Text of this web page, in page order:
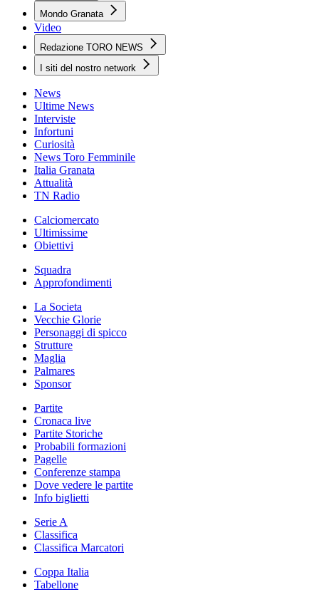
Mondo Granata
Video
Redazione TORO NEWS
I siti del nostro network
News
Ultime News
Interviste
Infortuni
Curiosità
News Toro Femminile
Italia Granata
Attualità
TN Radio
Calciomercato
Ultimissime
Obiettivi
Squadra
Approfondimenti
La Societa
Vecchie Glorie
Personaggi di spicco
Strutture
Maglia
Palmares
Sponsor
Partite
Cronaca live
Partite Storiche
Probabili formazioni
Pagelle
Conferenze stampa
Dove vedere le partite
Info biglietti
Serie A
Classifica
Classifica Marcatori
Coppa Italia
Tabellone